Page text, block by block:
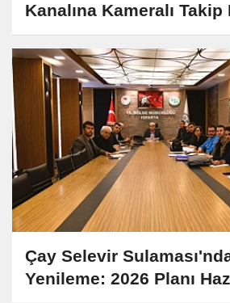
Kanalına Kameralı Takip
Çay Selevir
Yenileme: 2026 Planı